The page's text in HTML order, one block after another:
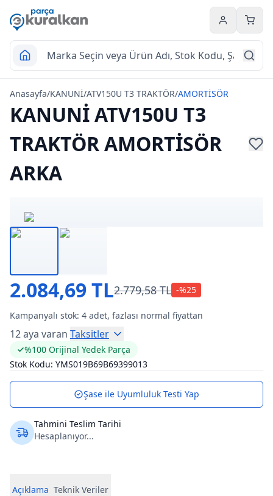
Hesabım
Anasayfa/KANUNİ/ATV150U T3 TRAKTÖR/AMORTİSÖR
KANUNİ ATV150U T3
TRAKTÖR AMORTİSÖR
ARKA
2.084,69 TL2.779,58 TL -%25
Kampanyalı stok: 4 adet, fazlası normal fiyattan
12 aya varan Taksitler
%100 Orijinal Yedek Parça
Stok Kodu: YMS019B69B69399013
Şase ile Uyumluluk Testi Yap
Tahmini Teslim Tarihi
Hesaplanıyor...
Açıklama Teknik Veriler